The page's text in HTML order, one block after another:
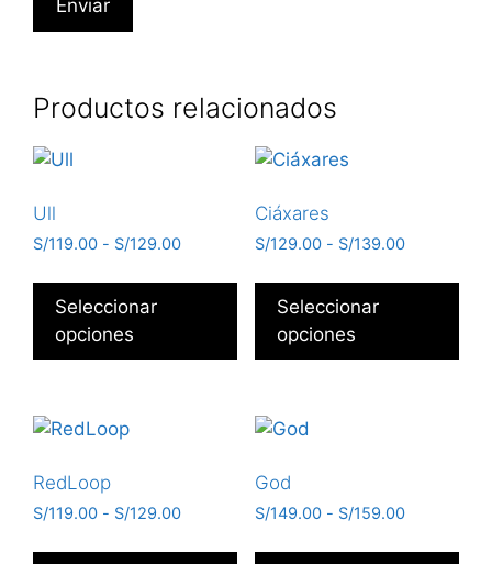
Productos relacionados
Ull
S/119.00 - S/129.00
Seleccionar
opciones
Ciáxares
S/129.00 - S/139.00
Seleccionar
opciones
RedLoop
S/119.00 - S/129.00
God
S/149.00 - S/159.00